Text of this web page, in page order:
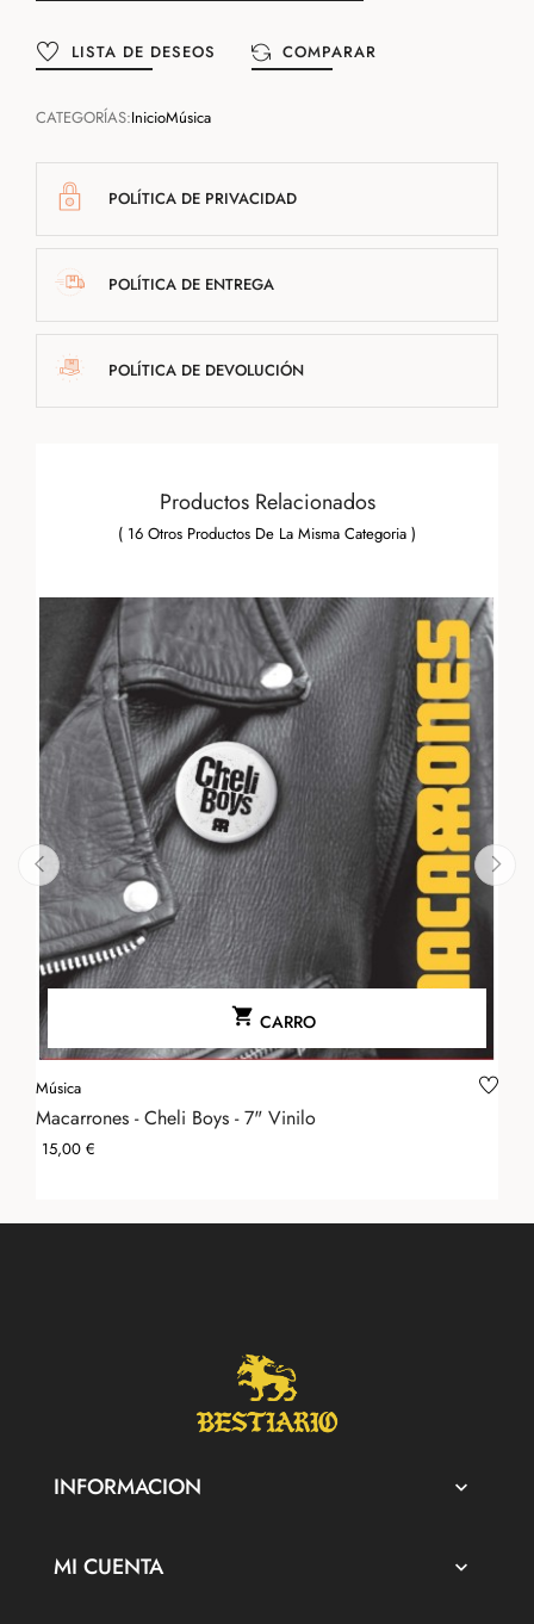
LISTA DE DESEOS COMPARAR
CATEGORÍAS:InicioMúsica
POLÍTICA DE PRIVACIDAD
POLÍTICA DE ENTREGA
POLÍTICA DE DEVOLUCIÓN
Productos Relacionados
( 16 Otros Productos De La Misma Categoria )
 CARRO
Música
Macarrones - Cheli Boys - 7" Vinilo
Precio
15,00 €
‹
INFORMACION 
MI CUENTA 